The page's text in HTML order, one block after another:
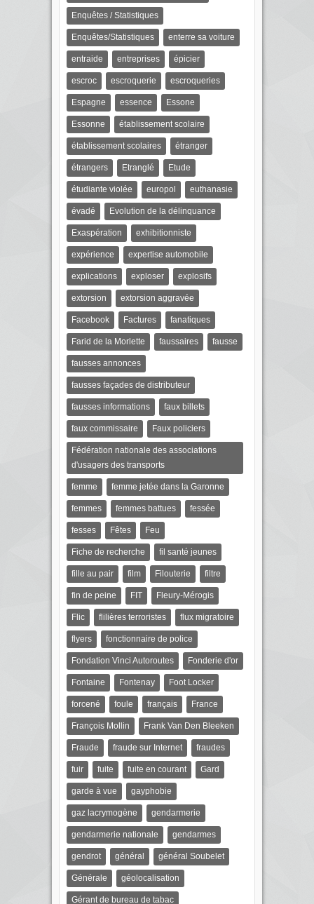
Enquêtes / Statistiques
Enquêtes/Statistiques enterre sa voiture
entraide entreprises épicier
escroc escroquerie escroqueries
Espagne essence Essone
Essonne établissement scolaire
établissement scolaires étranger
étrangers Etranglé Etude
étudiante violée europol euthanasie
évadé Evolution de la délinquance
Exaspération exhibitionniste
expérience expertise automobile
explications exploser explosifs
extorsion extorsion aggravée
Facebook Factures fanatiques
Farid de la Morlette faussaires fausse
fausses annonces
fausses façades de distributeur
fausses informations faux billets
faux commissaire Faux policiers
Fédération nationale des associations
d'usagers des transports
femme femme jetée dans la Garonne
femmes femmes battues fessée
fesses Fêtes Feu
Fiche de recherche fil santé jeunes
fille au pair film Filouterie filtre
fin de peine FIT Fleury-Mérogis
Flic flilières terroristes flux migratoire
flyers fonctionnaire de police
Fondation Vinci Autoroutes Fonderie d'or
Fontaine Fontenay Foot Locker
forcené foule français France
François Mollin Frank Van Den Bleeken
Fraude fraude sur Internet fraudes
fuir fuite fuite en courant Gard
garde à vue gayphobie
gaz lacrymogène gendarmerie
gendarmerie nationale gendarmes
gendrot général général Soubelet
Générale géolocalisation
Gérant de bureau de tabac